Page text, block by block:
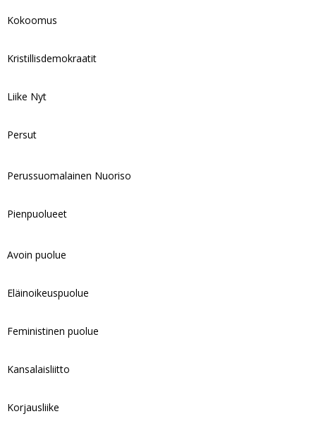
Kokoomus
Kristillisdemokraatit
Liike Nyt
Persut
Perussuomalainen Nuoriso
Pienpuolueet
Avoin puolue
Eläinoikeuspuolue
Feministinen puolue
Kansalaisliitto
Korjausliike